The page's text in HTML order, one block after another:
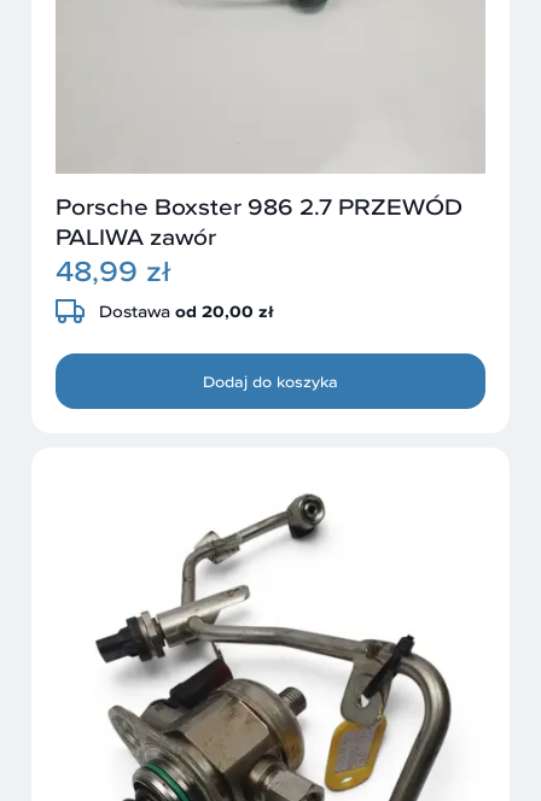
Porsche Boxster 986 2.7 PRZEWÓD
PALIWA zawór
48,99 zł
Dostawa od 20,00 zł
Dodaj do koszyka